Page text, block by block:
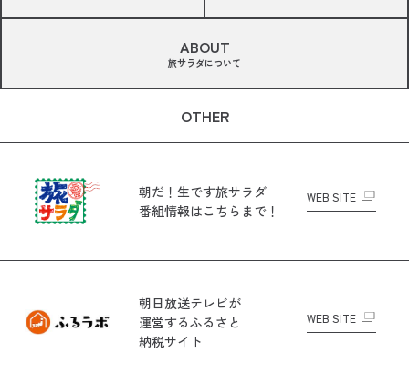
ABOUT
旅サラダについて
OTHER
朝だ！生です旅サラダ
番組情報はこちらまで！
WEB SITE
朝日放送テレビが
運営するふるさと
納税サイト
WEB SITE